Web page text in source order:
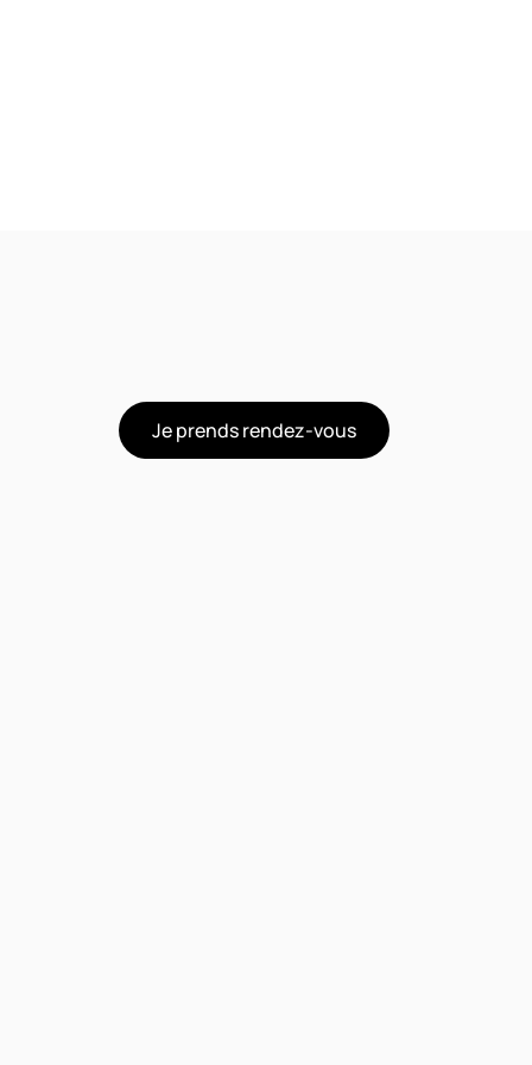
Jeprendsrendez-vous